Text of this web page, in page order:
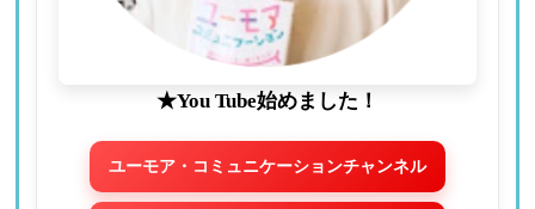
★You Tube始めました！
ユーモア・コミュニケーションチャンネル